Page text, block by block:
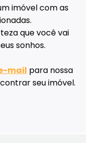
imóvel com as
que você vai
sonhos.
mail para nossa
seu imóvel.